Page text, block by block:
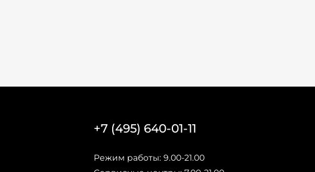
+7 (495) 640-01-11
Режим работы: 9.00-21.00